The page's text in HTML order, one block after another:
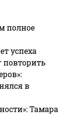
полное
успеха
повторить
в
Тамара